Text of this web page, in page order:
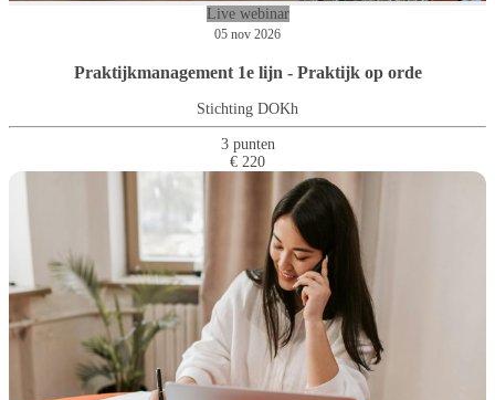
Live webinar
05 nov 2026
Praktijkmanagement 1e lijn - Praktijk op orde
Stichting DOKh
3 punten
€ 220